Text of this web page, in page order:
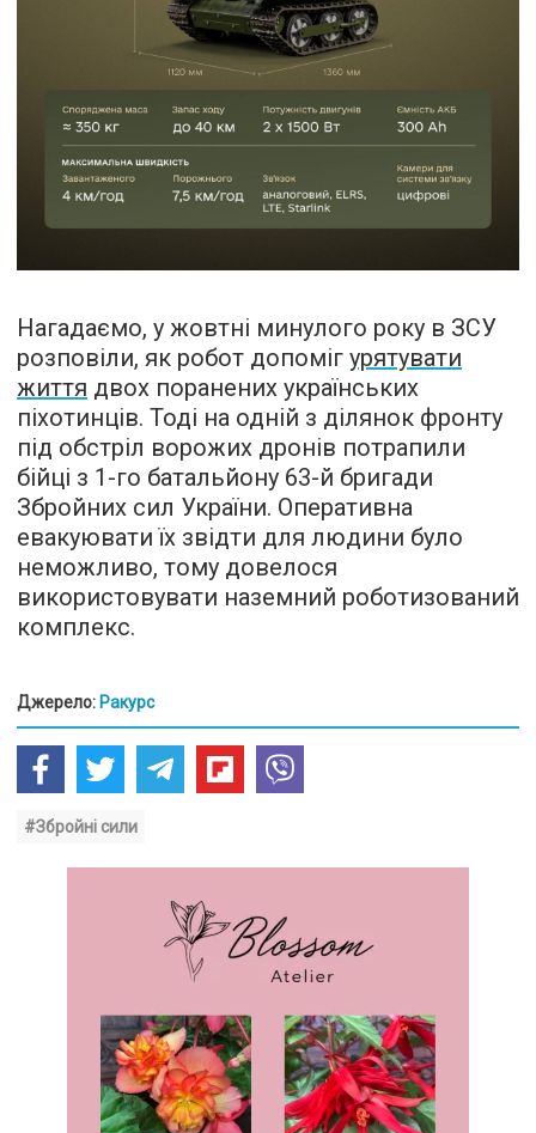
Нагадаємо, у жовтні минулого року в ЗСУ
розповіли, як робот допоміг урятувати
життя двох поранених українських
піхотинців. Тоді на одній з ділянок фронту
під обстріл ворожих дронів потрапили
бійці з 1-го батальйону 63-й бригади
Збройних сил України. Оперативна
евакуювати їх звідти для людини було
неможливо, тому довелося
використовувати наземний роботизований
комплекс.
Джерело: Ракурс
#Збройні сили